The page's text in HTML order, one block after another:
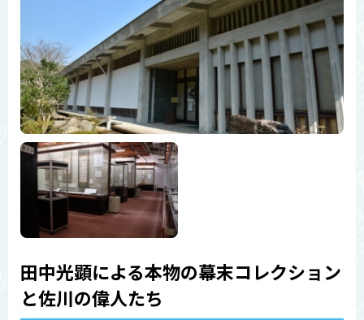
田中光顕による本物の幕末コレクション
と佐川の偉人たち